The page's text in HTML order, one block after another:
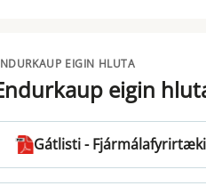
EIGIN HLUTA
eigin
Gátlisti -